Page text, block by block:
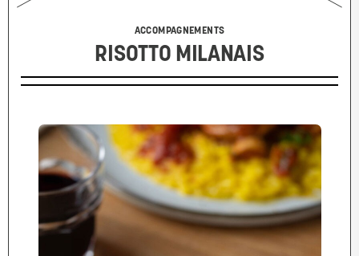
ACCOMPAGNEMENTS
RISOTTO MILANAIS